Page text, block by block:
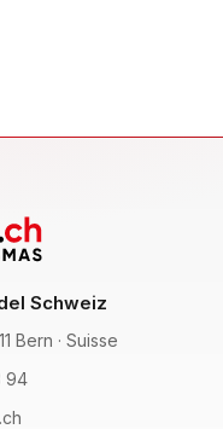
Schweiz
Bern · Suisse
94